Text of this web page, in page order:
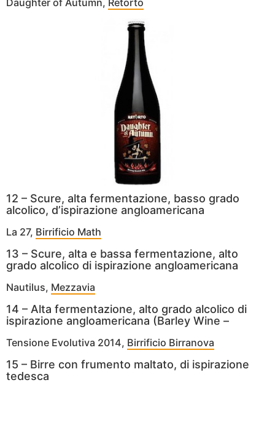
Daughter of Autumn, Retorto
12 – Scure, alta fermentazione, basso grado
alcolico, d’ispirazione angloamericana
La 27, Birrificio Math
13 – Scure, alta e bassa fermentazione, alto
grado alcolico di ispirazione angloamericana
Nautilus, Mezzavia
14 – Alta fermentazione, alto grado alcolico di
ispirazione angloamericana (Barley Wine –
Tensione Evolutiva 2014, Birrificio Birranova
15 – Birre con frumento maltato, di ispirazione
tedesca